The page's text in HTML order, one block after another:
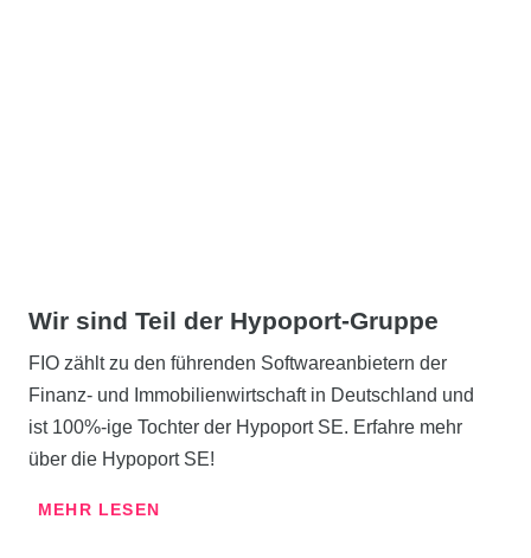
Wir sind Teil der Hypoport-Gruppe
FIO zählt zu den führenden Softwareanbietern der
Finanz- und Immobilienwirtschaft in Deutschland und
ist 100%-ige Tochter der Hypoport SE. Erfahre mehr
über die Hypoport SE!
MEHR LESEN